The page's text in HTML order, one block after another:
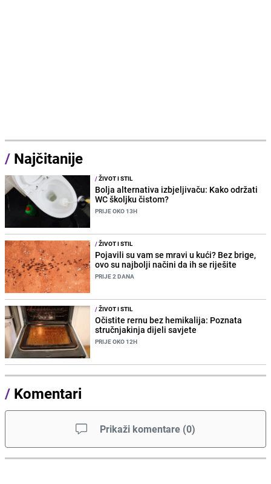
/ Najčitanije
/ŽIVOT I STIL
Bolja alternativa izbjeljivaču: Kako održati
WC školjku čistom?
PRIJE OKO 13H
/ŽIVOT I STIL
Pojavili su vam se mravi u kući? Bez brige,
ovo su najbolji načini da ih se riješite
PRIJE 2 DANA
/ŽIVOT I STIL
Očistite rernu bez hemikalija: Poznata
stručnjakinja dijeli savjete
PRIJE OKO 12H
/ Komentari
Prikaži komentare (0)